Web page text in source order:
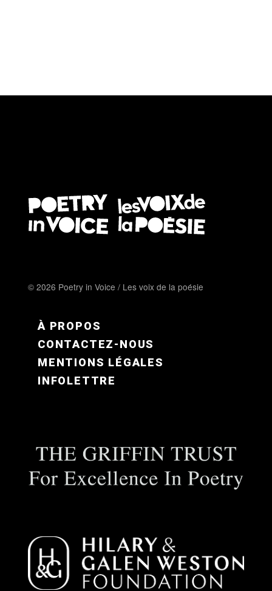
© 2026 Poetry in Voice / Les voix de la poésie
FOOTER MENU FR
À PROPOS
CONTACTEZ-NOUS
MENTIONS LÉGALES
INFOLETTRE